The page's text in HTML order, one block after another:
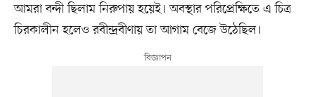
আমরা বন্দী ছিলাম নিরুপায় হয়েই। অবস্থার পরিপ্রেক্ষিতে এ চিত্র
চিরকালীন হলেও রবীন্দ্রবীণায় তা আগাম বেজে উঠেছিল।